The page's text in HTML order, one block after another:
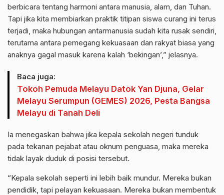
berbicara tentang harmoni antara manusia, alam, dan Tuhan.
Tapi jika kita membiarkan praktik titipan siswa curang ini terus
terjadi, maka hubungan antarmanusia sudah kita rusak sendiri,
terutama antara pemegang kekuasaan dan rakyat biasa yang
anaknya gagal masuk karena kalah ‘bekingan’,” jelasnya.
Baca juga:
Tokoh Pemuda Melayu Datok Yan Djuna, Gelar
Melayu Serumpun (GEMES) 2026, Pesta Bangsa
Melayu di Tanah Deli
Ia menegaskan bahwa jika kepala sekolah negeri tunduk
pada tekanan pejabat atau oknum penguasa, maka mereka
tidak layak duduk di posisi tersebut.
“Kepala sekolah seperti ini lebih baik mundur. Mereka bukan
pendidik, tapi pelayan kekuasaan. Mereka bukan membentuk